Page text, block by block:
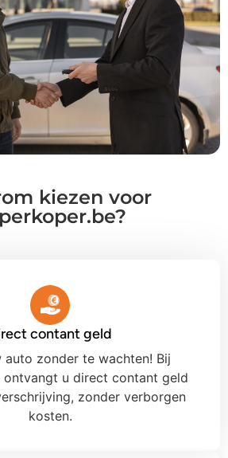
kiezen voor
contant geld
auto zonder te wachten! Bij
ontvangt u direct contant geld
zonder verborgen
kosten.